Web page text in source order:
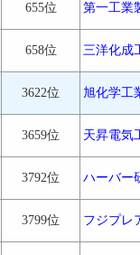
655位 第一工業
658位 三洋化成
3622位 旭化学工
3659位 天昇電気
3792位 ハーバー
3799位 フジプレ